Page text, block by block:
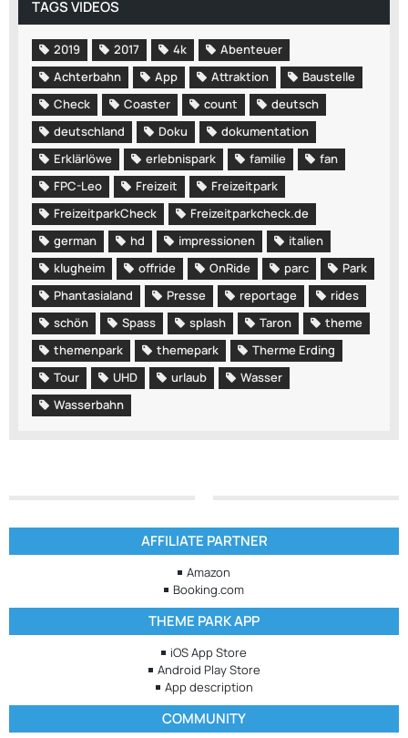
TAGS VIDEOS
2019 2017 4k
Abenteuer
Achterbahn
App Attraktion
Baustelle
Check
Coaster count
deutsch
deutschland
Doku
dokumentation
Erklärlöwe
erlebnispark familie
fan
FPC-Leo
Freizeit
Freizeitpark
FreizeitparkCheck
Freizeitparkcheck.de
german
hd impressionen
italien
klugheim
offride OnRide parc
Park
Phantasialand
Presse reportage
rides
schön
Spass splash Taron
theme
themenpark
themepark
Therme Erding
Tour
UHD urlaub
Wasser
Wasserbahn
AFFILIATE PARTNER
Amazon
Booking.com
THEME PARK APP
iOS App Store
Android Play Store
App description
COMMUNITY